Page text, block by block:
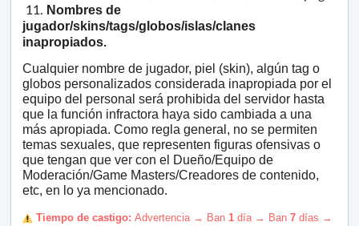
11. Nombres de
jugador/skins/tags/globos/islas/clanes
inapropiados.
Cualquier nombre de jugador, piel (skin), algún tag o
globos personalizados considerada inapropiada por el
equipo del personal será prohibida del servidor hasta
que la función infractora haya sido cambiada a una
más apropiada. Como regla general, no se permiten
temas sexuales, que representen figuras ofensivas o
que tengan que ver con el Dueño/Equipo de
Moderación/Game Masters/Creadores de contenido,
etc, en lo ya mencionado.
️ Tiempo de castigo:Advertencia → Ban 1día → Ban7 días →